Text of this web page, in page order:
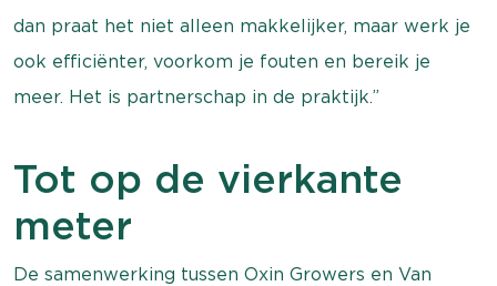
dan praat het niet alleen makkelijker, maar werk je
ook efficiënter, voorkom je fouten en bereik je
meer. Het is partnerschap in de praktijk.”
Tot op de vierkante
meter
De samenwerking tussen Oxin Growers en Van